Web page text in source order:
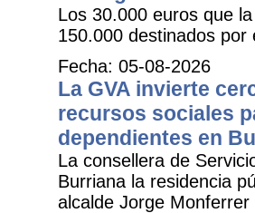
Los 30.000 euros que
150.000 destinados
Fecha: 05-08-2026
La GVA invierte
recursos sociales
dependientes en
La consellera de
Burriana la residencia
alcalde Jorge Monferrer